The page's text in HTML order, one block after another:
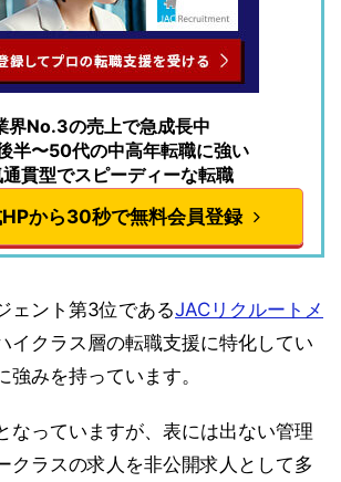
界No.3の売上で急成長中
半〜50代の中高年転職に強い
通貫型でスピーディーな転職
から30秒で無料会員登録
ェント第3位であるJACリクルートメ
イクラス層の転職支援に特化してい
強みを持っています。
なっていますが、表には出ない管理
クラスの求人を非公開求人として多